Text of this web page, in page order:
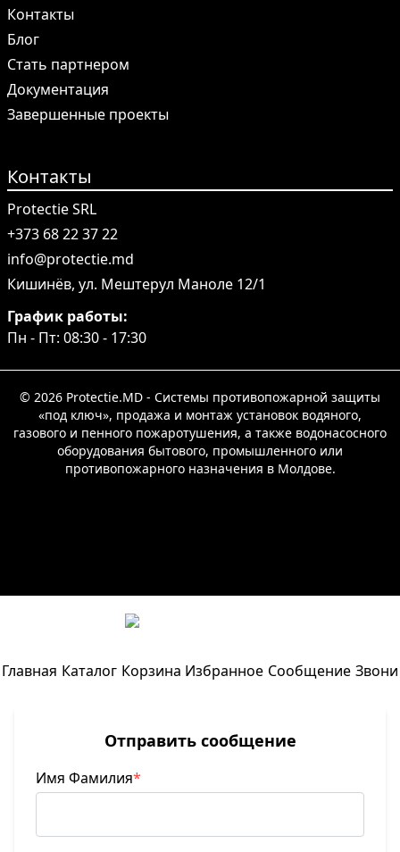
Контакты
Блог
Стать партнером
Документация
Завершенные проекты
Контакты
Protectie SRL
+373 68 22 37 22
info@protectie.md
Кишинёв, ул. Мештерул Маноле 12/1
График работы:
Пн - Пт: 08:30 - 17:30
© 2026 Protectie.MD - Системы противопожарной защиты
«под ключ», продажа и монтаж установок водяного,
газового и пенного пожаротушения, а также водонасосного
оборудования бытового, промышленного или
противопожарного назначения в Молдове.
Главная Каталог Корзина Избранное Сообщение Звони
Отправить сообщение
Имя Фамилия*